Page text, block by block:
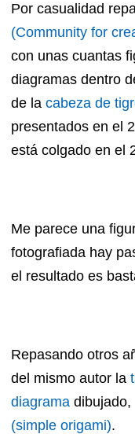
Por casualidad
(Community for
con unas cuantas
diagramas dentro
de la cabeza de
presentados en el
está colgado en el
Me parece una
fotografiada hay
el resultado es
Repasando otros
del mismo autor la
diagrama
(simple origami).